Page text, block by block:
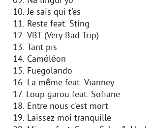
10. Je sais qui t'es
11. Reste feat. Sting
12. VBT (Very Bad Trip)
13. Tant pis
14. Caméléon
15. Fuegolando
16. La même feat. Vianney
17. Loup garou feat. Sofiane
18. Entre nous c'est mort
19. Laissez-moi tranquille